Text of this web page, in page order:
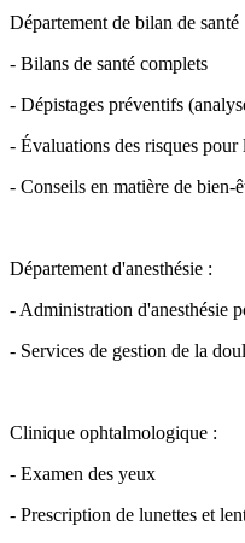
Département de bilan de santé
- Bilans de santé complets
- Dépistages préventifs
- Évaluations des risques pour
- Conseils en matière de bien-
Département d'anesthésie :
- Administration d'anesthésie
- Services de gestion de la
Clinique ophtalmologique :
- Examen des yeux
- Prescription de lunettes et